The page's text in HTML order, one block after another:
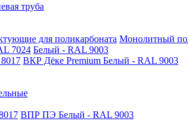
труба
для поликарбоната Монолитный
7024 Белый - RAL 9003
ВКР Дёке Premium Белый - RAL 9003
ВПР ПЭ Белый - RAL 9003